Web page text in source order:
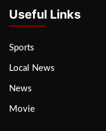
Useful Links
Sports
Local News
News
Movie